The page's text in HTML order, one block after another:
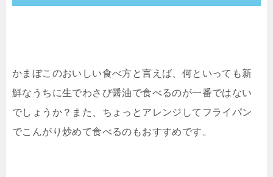
かまぼこのおいしい食べ方と言えば、何といっても新
鮮なうちに生でわさび醤油で食べるのが一番ではない
でしょうか？また、ちょっとアレンジしてフライパン
でこんがり炒めて食べるのもおすすめです。